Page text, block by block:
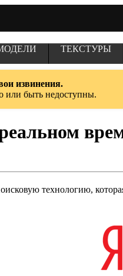
ТЕКСТУРЫ
извинения.
или быть недоступны.
технологию,